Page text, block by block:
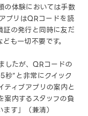
体験においては手数
プリはQRコードを読
証の発行と同時に友だ
も一切不要です。
したが、QRコードの
秒”と非常にクイック
ティブアプリの案内と
内するスタッフの負
す」（兼清）